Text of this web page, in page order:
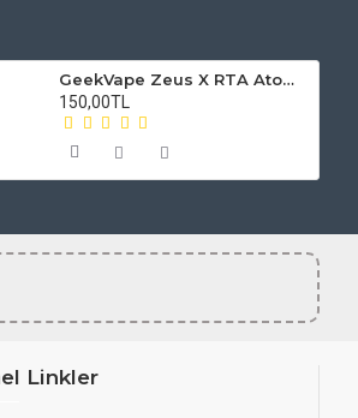
GeekVape Zeus X RTA Atomizer Camı
150,00TL
Linkler